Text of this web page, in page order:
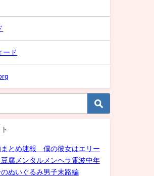
ード
まとめ速報 僕の彼女はエリー
腐メンタルメンヘラ電波中年
ぬいぐるみ男子末路編